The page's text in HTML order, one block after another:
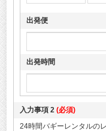
出発便
出発時間
入力事項 2 (必須)
24時間バギーレンタルの